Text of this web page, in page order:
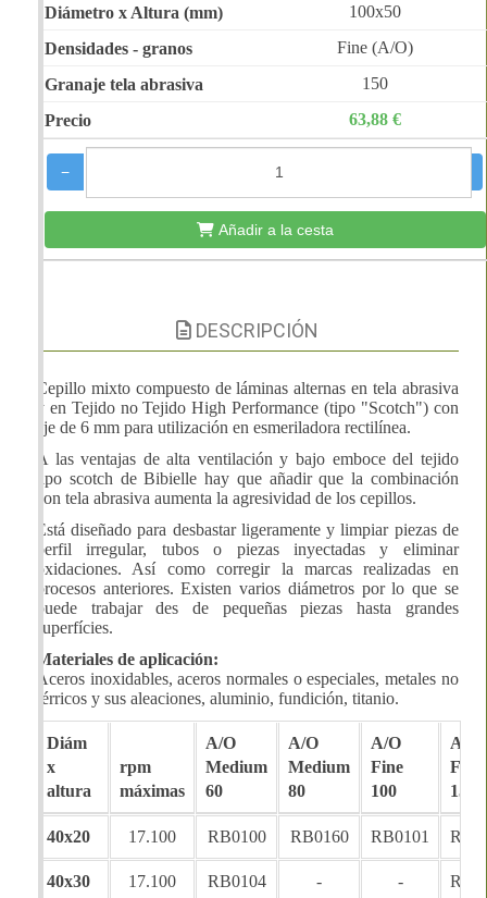
100x50
Fine (A/O)
150
63,88 €
−
Añadir a la cesta
DESCRIPCIÓN
Cepillo mixto compuesto de láminas alternas en tela abrasiva
y en Tejido no Tejido High Performance (tipo "Scotch") con
eje de 6 mm para utilización en esmeriladora rectilínea.
A las ventajas de alta ventilación y bajo emboce del tejido
tipo scotch de Bibielle hay que añadir que la combinación
con tela abrasiva aumenta la agresividad de los cepillos.
Está diseñado para desbastar ligeramente y limpiar piezas de
perfil irregular, tubos o piezas inyectadas y eliminar
oxidaciones. Así como corregir la marcas realizadas en
procesos anteriores. Existen varios diámetros por lo que se
puede trabajar des de pequeñas piezas hasta grandes
superfícies.
Materiales de aplicación:
Aceros inoxidables, aceros normales o especiales, metales no
férricos y sus aleaciones, aluminio, fundición, titanio.
Diám
x
altura
rpm
máximas
A/O
Medium
60
A/O
Medium
80
A/O
Fine
100
A/O
Fine
150
40x20 17.100 RB0100 RB0160 RB0101
40x30 17.100 RB0104 - -